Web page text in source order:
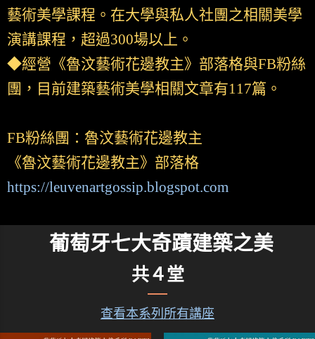
藝術美學課程。在大學與私人社團之相關美學
演講課程，超過300場以上。
◆經營《魯汶藝術花邊教主》部落格與FB粉絲
團，目前建築藝術美學相關文章有117篇。
FB粉絲團：魯汶藝術花邊教主
《魯汶藝術花邊教主》部落格
https://leuvenartgossip.blogspot.com
葡萄牙七大奇蹟建築之美
共４堂
查看本系列所有講座